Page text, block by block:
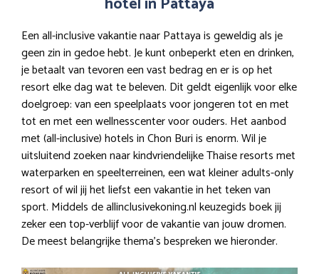
Een all-inclusive vakantie naar Pattaya is geweldig als je
geen zin in gedoe hebt. Je kunt onbeperkt eten en drinken,
je betaalt van tevoren een vast bedrag en er is op het
resort elke dag wat te beleven. Dit geldt eigenlijk voor elke
doelgroep: van een speelplaats voor jongeren tot en met
tot en met een wellnesscenter voor ouders. Het aanbod
met (all-inclusive) hotels in Chon Buri is enorm. Wil je
uitsluitend zoeken naar kindvriendelijke Thaise resorts met
waterparken en speelterreinen, een wat kleiner adults-only
resort of wil jij het liefst een vakantie in het teken van
sport. Middels de allinclusivekoning.nl keuzegids boek jij
zeker een top-verblijf voor de vakantie van jouw dromen.
De meest belangrijke thema’s bespreken we hieronder.